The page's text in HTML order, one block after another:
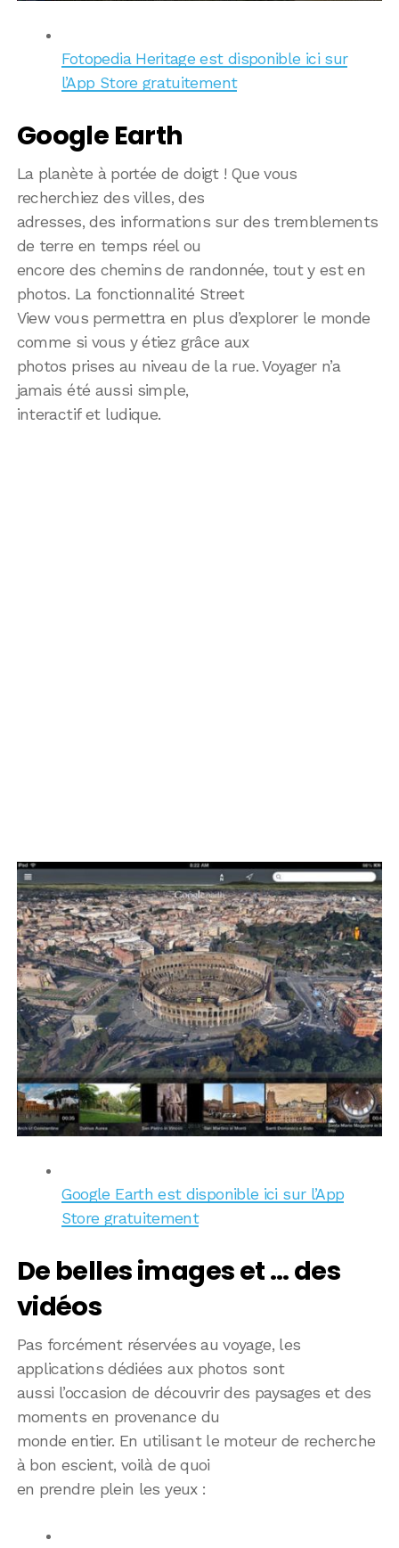
Fotopedia Heritage est disponible ici sur
l’App Store gratuitement
Google Earth
La planète à portée de doigt ! Que vous
recherchiez des villes, des
adresses, des informations sur des tremblements
de terre en temps réel ou
encore des chemins de randonnée, tout y est en
photos. La fonctionnalité Street
View vous permettra en plus d’explorer le monde
comme si vous y étiez grâce aux
photos prises au niveau de la rue. Voyager n’a
jamais été aussi simple,
interactif et ludique.
Google Earth est disponible ici sur l’App
Store gratuitement
De belles images et … des
vidéos
Pas forcément réservées au voyage, les
applications dédiées aux photos sont
aussi l’occasion de découvrir des paysages et des
moments en provenance du
monde entier. En utilisant le moteur de recherche
à bon escient, voilà de quoi
en prendre plein les yeux :